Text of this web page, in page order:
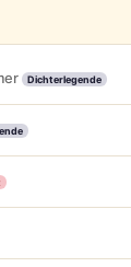
Dichterlegende